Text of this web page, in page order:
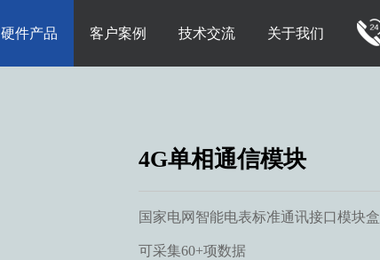
硬件产品 客户案例 技术交流 关于我们
4G单相通信模块
国家电网智能电表标准通讯接口模块盒
可采集60+项数据